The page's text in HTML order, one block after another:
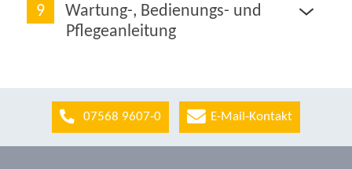
Wartung-, Bedienungs- und
Pflegeanleitung
07568 9607-0 E-Mail-Kontakt